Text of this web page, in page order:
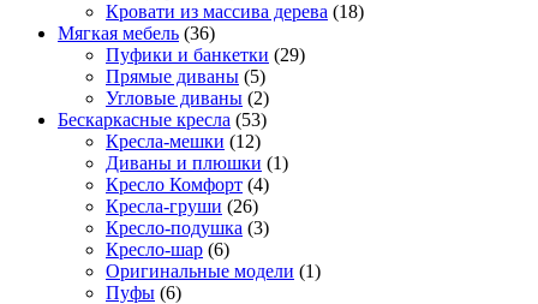
Кровати из массива дерева (18)
Мягкая мебель (36)
Пуфики и банкетки (29)
Прямые диваны (5)
Угловые диваны (2)
Бескаркасные кресла (53)
Кресла-мешки (12)
Диваны и плюшки (1)
Кресло Комфорт (4)
Кресла-груши (26)
Кресло-подушка (3)
Кресло-шар (6)
Оригинальные модели (1)
Пуфы (6)